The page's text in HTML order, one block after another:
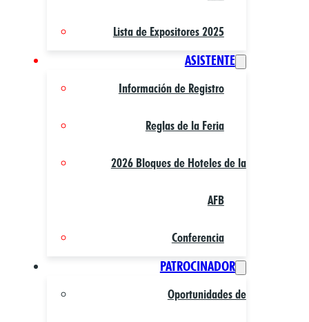
Lista de Expositores 2025
ASISTENTE
Información de Registro
Reglas de la Feria
2026 Bloques de Hoteles de la
AFB
Conferencia
PATROCINADOR
Oportunidades de